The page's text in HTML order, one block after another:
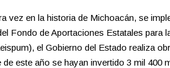
vez en la historia de Michoacán, se
Fondo de Aportaciones Estatales para
el Gobierno del Estado realiza
de este año se hayan invertido 3 mil 400